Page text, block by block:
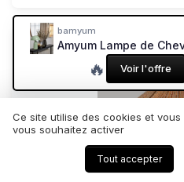
bamyum
🔥 Voir l'offre
Ce site utilise des cookies et
vous souhaitez activer
Tout accepter